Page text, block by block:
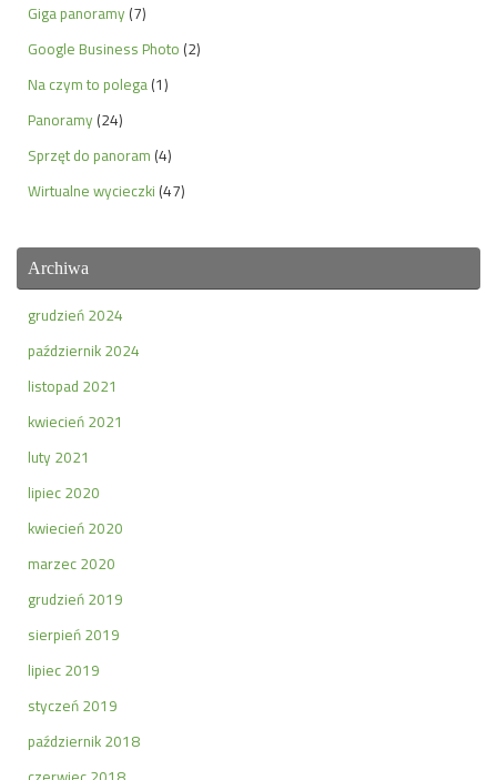
Giga panoramy (7)
Google Business Photo (2)
Na czym to polega (1)
Panoramy (24)
Sprzęt do panoram (4)
Wirtualne wycieczki (47)
Archiwa
grudzień 2024
październik 2024
listopad 2021
kwiecień 2021
luty 2021
lipiec 2020
kwiecień 2020
marzec 2020
grudzień 2019
sierpień 2019
lipiec 2019
styczeń 2019
październik 2018